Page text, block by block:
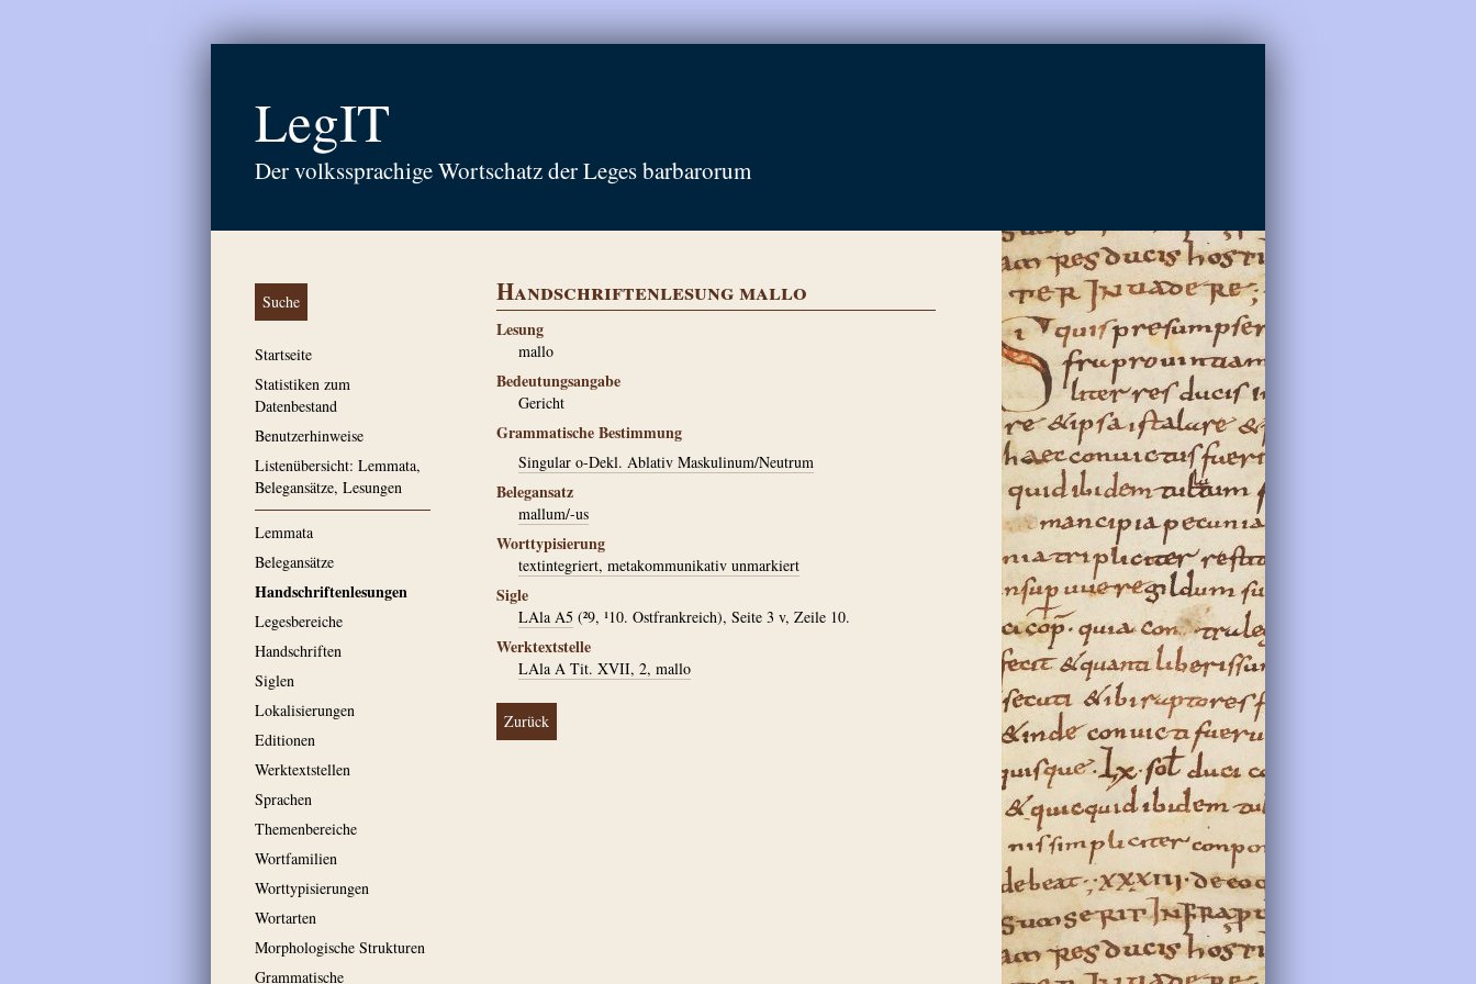
LegIT
Der volkssprachige Wortschatz der Leges barbarorum
Suche
Startseite
Statistiken zum
Datenbestand
Benutzerhinweise
Listenübersicht: Lemmata,
Belegansätze, Lesungen
Lemmata
Belegansätze
Handschriftenlesungen
Legesbereiche
Handschriften
Siglen
Lokalisierungen
Editionen
Werktextstellen
Sprachen
Themenbereiche
Wortfamilien
Worttypisierungen
Wortarten
Morphologische Strukturen
Grammatische
Handschriftenlesung mallo
Lesung
mallo
Bedeutungsangabe
Gericht
Grammatische Bestimmung
Singular o-Dekl. Ablativ Maskulinum/Neutrum
Belegansatz
mallum/-us
Worttypisierung
textintegriert, metakommunikativ unmarkiert
Sigle
LAla A5 (²9, ¹10. Ostfrankreich), Seite 3 v, Zeile 10.
Werktextstelle
LAla A Tit. XVII, 2, mallo
Zurück